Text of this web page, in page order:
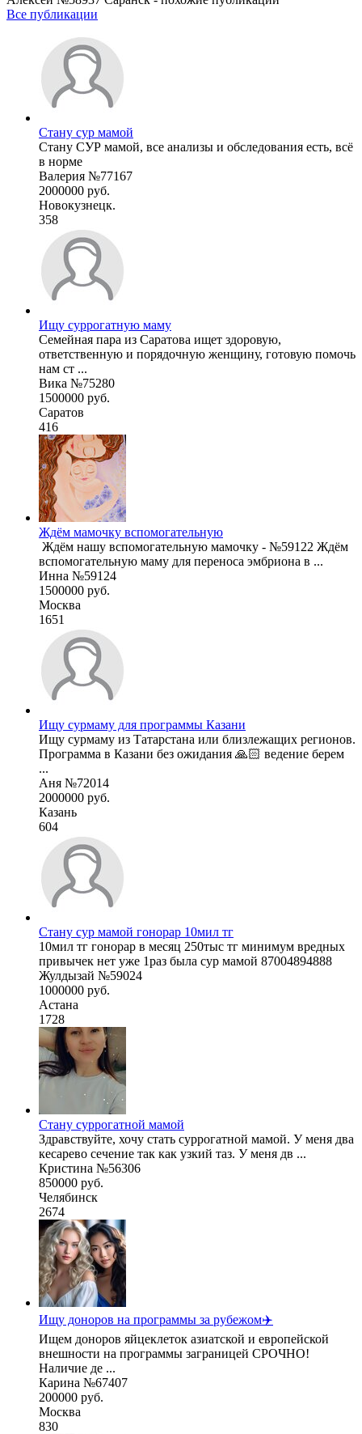
Все публикации
Стану сур мамой
Стану СУР мамой, все анализы и обследования есть, всё
в норме
Валерия №77167
2000000 руб.
Новокузнецк.
358
Ищу суррогатную маму
Семейная пара из Саратова ищет здоровую,
ответственную и порядочную женщину, готовую помочь
нам ст ...
Вика №75280
1500000 руб.
Саратов
416
Ждём мамочку вспомогательную
вспомогательную маму для переноса эмбриона в ...
Инна №59124
1500000 руб.
Москва
1651
Ищу сурмаму для программы Казани
Ищу сурмаму из Татарстана или близлежащих регионов.
Программа в Казани без ожидания 🙏🏻 ведение берем
...
Аня №72014
2000000 руб.
Казань
604
Стану сур мамой гонорар 10мил тг
10мил тг гонорар в месяц 250тыс тг минимум вредных
привычек нет уже 1раз была сур мамой 87004894888
Жулдызай №59024
1000000 руб.
Астана
1728
Стану суррогатной мамой
Здравствуйте, хочу стать суррогатной мамой. У меня два
кесарево сечение так как узкий таз. У меня дв ...
Кристина №56306
850000 руб.
Челябинск
2674
Ищу доноров на программы за рубежом✈️
Ищем доноров яйцеклеток азиатской и европейской
внешности на программы заграницей СРОЧНО!
Наличие де ...
Карина №67407
200000 руб.
Москва
830